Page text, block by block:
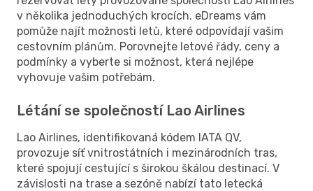
v několika jednoduchých krocích. eDreams vám
pomůže najít možnosti letů, které odpovídají vašim
cestovním plánům. Porovnejte letové řády, ceny a
podmínky a vyberte si možnost, která nejlépe
vyhovuje vašim potřebám.
Létání se společností Lao Airlines
Lao Airlines, identifikovaná kódem IATA QV,
provozuje síť vnitrostátních i mezinárodních tras,
které spojují cestující s širokou škálou destinací. V
závislosti na trase a sezóně nabízí tato letecká